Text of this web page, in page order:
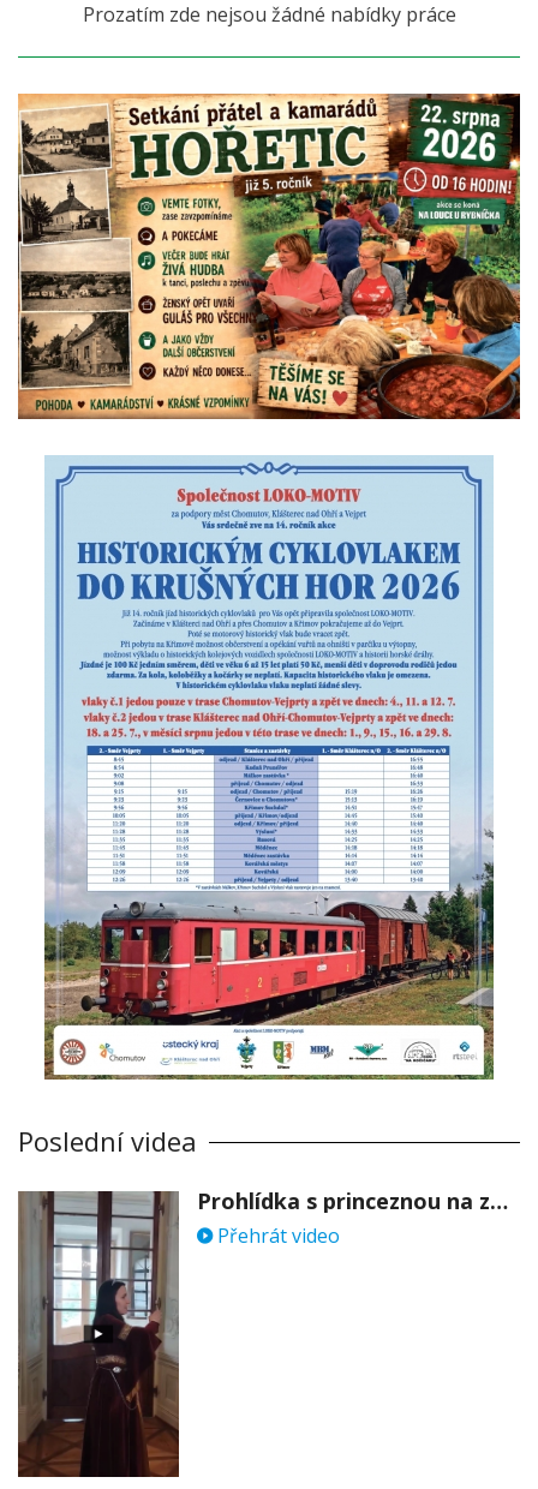
Prozatím zde nejsou žádné nabídky práce
Poslední videa
Prohlídka s princeznou na zámku Stekník
Přehrát video